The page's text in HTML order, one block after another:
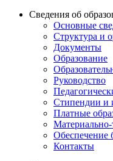
Сведения об
Основные
Структура и
Документы
Образование
Руководство
Стипендии и
Платные
Материально-
Обеспечение
Контакты